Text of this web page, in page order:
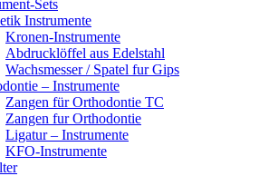
Sets
Instrumente
Kronen-Instrumente
Abdrucklöffel aus Edelstahl
Wachsmesser / Spatel fur Gips
– Instrumente
Zangen für Orthodontie TC
Zangen fur Orthodontie
Ligatur – Instrumente
KFO-Instrumente